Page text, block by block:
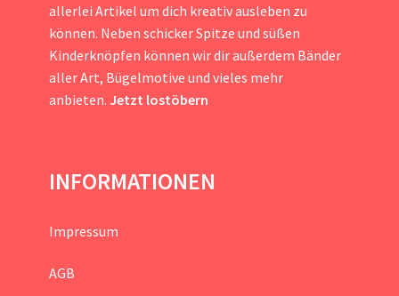
allerlei Artikel um dich kreativ ausleben zu
können. Neben schicker Spitze und süßen
Kinderknöpfen können wir dir außerdem Bänder
aller Art, Bügelmotive und vieles mehr
anbieten. Jetzt lostöbern
INFORMATIONEN
Impressum
AGB